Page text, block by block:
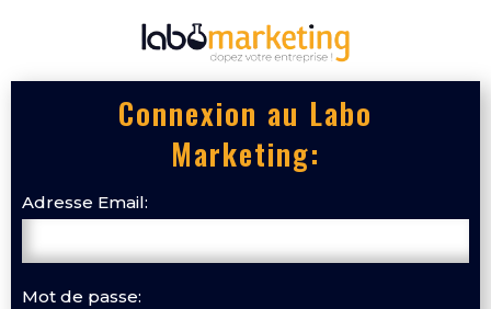
Connexion au Labo
Marketing:
Adresse Email:
Mot de passe: